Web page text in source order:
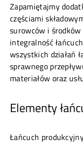
Zapamiętajmy
częściami
surowców i środków
integralność
wszystkich działań
sprawnego
materiałów oraz
Elementy
Łańcuch